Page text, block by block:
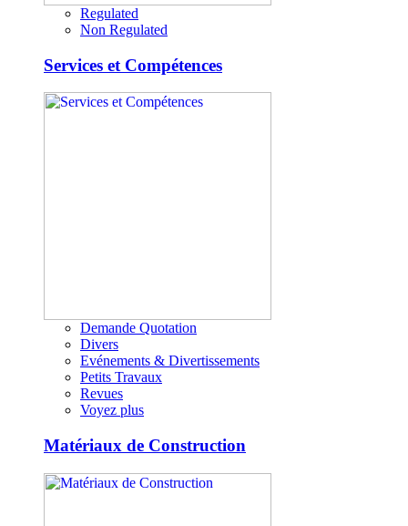
Regulated
Non Regulated
Services et Compétences
Demande Quotation
Divers
Evénements & Divertissements
Petits Travaux
Revues
Voyez plus
Matériaux de Construction